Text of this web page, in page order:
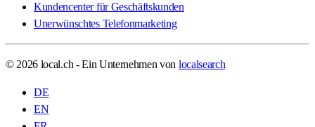
Kundencenter für Geschäftskunden
Unerwünschtes Telefonmarketing
© 2026 local.ch - Ein Unternehmen von localsearch
DE
EN